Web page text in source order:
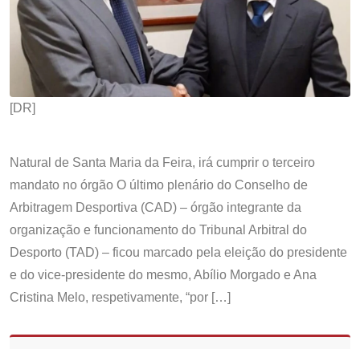
[DR]
Natural de Santa Maria da Feira, irá cumprir o terceiro
mandato no órgão O último plenário do Conselho de
Arbitragem Desportiva (CAD) – órgão integrante da
organização e funcionamento do Tribunal Arbitral do
Desporto (TAD) – ficou marcado pela eleição do presidente
e do vice-presidente do mesmo, Abílio Morgado e Ana
Cristina Melo, respetivamente, “por […]